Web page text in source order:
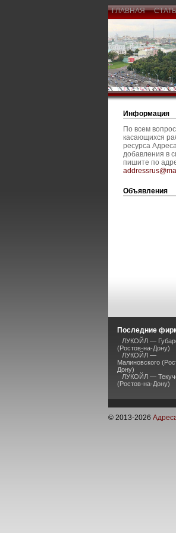
ГЛАВНАЯ
Информация
По всем
касающихся
ресурса
добавления в
пишите по
Объявления
Последние
ЛУКОЙЛ —
(Ростов-на-Дону)
ЛУКОЙЛ —
Малиновского
Дону)
ЛУКОЙЛ —
(Ростов-на-Дону)
© 2013-2026